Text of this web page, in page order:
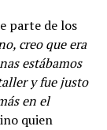
parte de los
creo que era
estábamos
y fue justo
en el
quien